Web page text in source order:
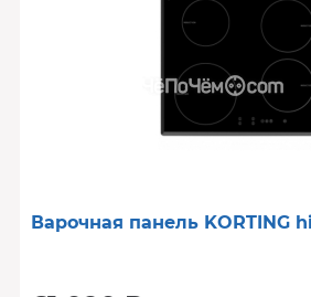
Варочная панель KORTING